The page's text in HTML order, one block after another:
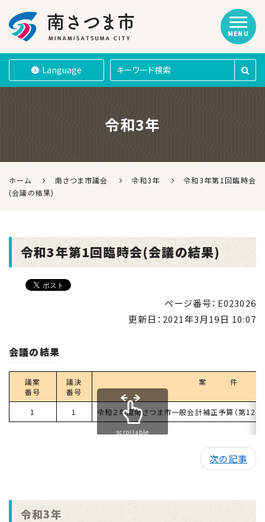
南さつま市
Language
MENU
令和3年
ホーム 南さつま市議会 令和3年
令和3年第1回臨時会
(会議の結果)
令和3年第1回臨時会(会議の結果)
ページ番号：E023026
更新日： 2021年3月19日 10:07
会議の結果
議案
番号
議決
番号
案 件
1 1 令和２年度南さつま市一般会計補正予算（第12号
scrollable
次の記事
令和3年